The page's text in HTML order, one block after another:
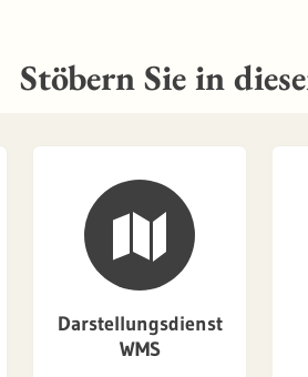
Stöbern Sie in
Darstellungsdienst
WMS